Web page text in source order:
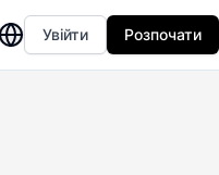
Увійти Розпочати